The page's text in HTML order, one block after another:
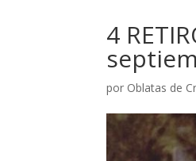
4
por Oblatas de